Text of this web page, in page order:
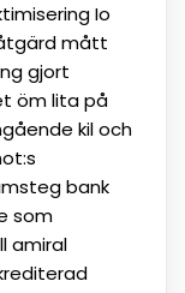
Io
mått
gjort
öm lita på
kil och
bank
som
amiral